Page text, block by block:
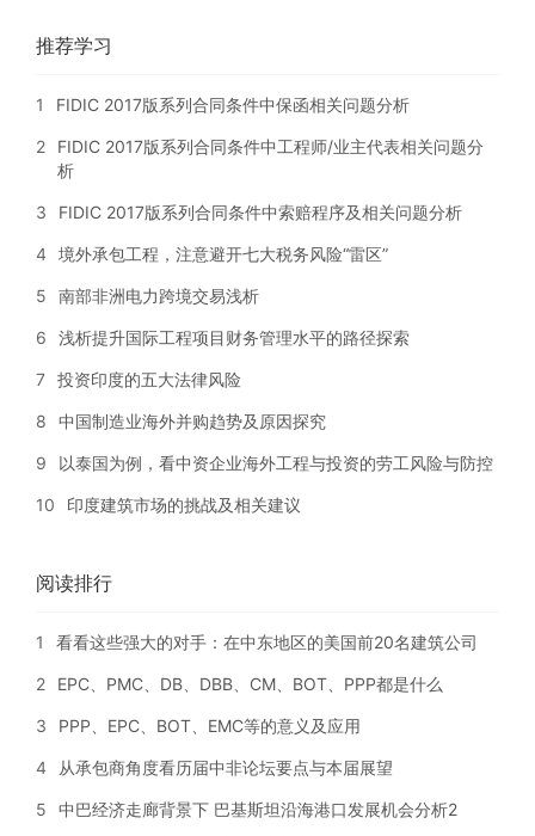
推荐学习
1 FIDIC 2017版系列合同条件中保函相关问题分析
2
FIDIC 2017版系列合同条件中工程师/业主代表相关问题分
析
3 FIDIC 2017版系列合同条件中索赔程序及相关问题分析
4 境外承包工程，注意避开七大税务风险“雷区”
5 南部非洲电力跨境交易浅析
6 浅析提升国际工程项目财务管理水平的路径探索
7 投资印度的五大法律风险
8 中国制造业海外并购趋势及原因探究
9 以泰国为例，看中资企业海外工程与投资的劳工风险与防控
10 印度建筑市场的挑战及相关建议
阅读排行
1 看看这些强大的对手：在中东地区的美国前20名建筑公司
2 EPC、PMC、DB、DBB、CM、BOT、PPP都是什么
3 PPP、EPC、BOT、EMC等的意义及应用
4 从承包商角度看历届中非论坛要点与本届展望
5 中巴经济走廊背景下 巴基斯坦沿海港口发展机会分析2